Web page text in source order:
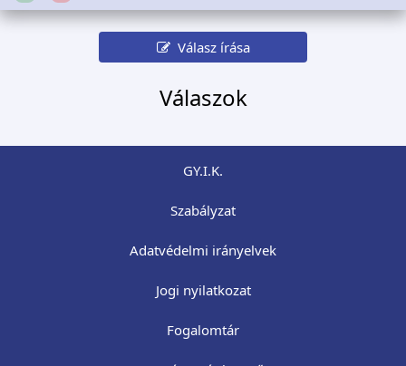
Válasz írása
Válaszok
GY.I.K.
Szabályzat
Adatvédelmi irányelvek
Jogi nyilatkozat
Fogalomtár